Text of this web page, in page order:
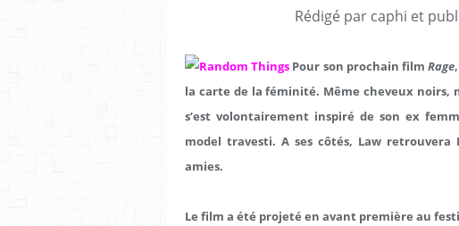
Rédigé par caphi et
Pour son prochain filmRage
la carte de la féminité. Même cheveux noirs,
s’est volontairement inspiré de son ex
model travesti. A ses côtés, Law retrouvera
amies.
Le film a été projeté en avant première au